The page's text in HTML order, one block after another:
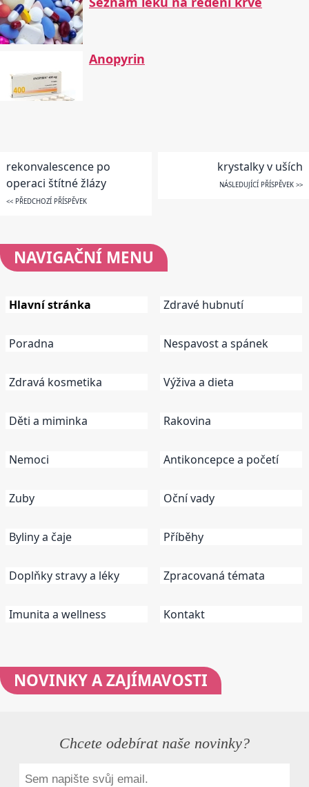
Anopyrin
rekonvalescence po
operaci štítné žlázy
<< PŘEDCHOZÍ PŘÍSPĚVEK
krystalky v uších
NÁSLEDUJÍCÍ PŘÍSPĚVEK >>
NAVIGAČNÍ MENU
Hlavní stránka
Poradna
Zdravá kosmetika
Děti a miminka
Nemoci
Zuby
Byliny a čaje
Doplňky stravy a léky
Imunita a wellness
Zdravé hubnutí
Nespavost a spánek
Výživa a dieta
Rakovina
Antikoncepce a početí
Oční vady
Příběhy
Zpracovaná témata
Kontakt
NOVINKYA ZAJÍMAVOSTI
Chcete odebírat naše novinky?